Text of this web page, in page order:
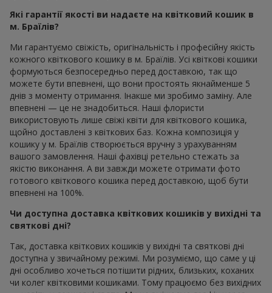
Які гарантії якості ви надаєте на квітковий кошик в
м. Браїлів?
Ми гарантуємо свіжість, оригінальність і професійну якість
кожного квіткового кошику в м. Браїлів. Усі квіткові кошики
формуються безпосередньо перед доставкою, так що
можете бути впевнені, що вони простоять якнайменше 5
днів з моменту отримання. Інакше ми зробимо заміну. Але
впевнені — це не знадобиться. Наші флористи
використовують лише свіжі квіти для квіткового кошика,
щойно доставлені з квіткових баз. Кожна композиція у
кошику у м. Браїлів створюється вручну з урахуванням
вашого замовлення. Наші фахівці ретельно стежать за
якістю виконання. А ви завжди можете отримати фото
готового квіткового кошика перед доставкою, щоб бути
впевнені на 100%.
Чи доступна доставка квіткових кошиків у вихідні та
святкові дні?
Так, доставка квіткових кошиків у вихідні та святкові дні
доступна у звичайному режимі. Ми розуміємо, що саме у ці
дні особливо хочеться потішити рідних, близьких, коханих
чи колег квітковими кошиками. Тому працюємо без вихідних